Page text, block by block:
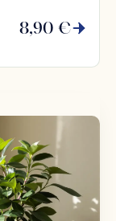
8,90 €